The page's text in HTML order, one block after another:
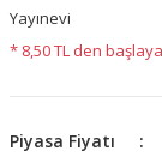
Yayınevi
* 8,50 TL den
Piyasa Fiyatı